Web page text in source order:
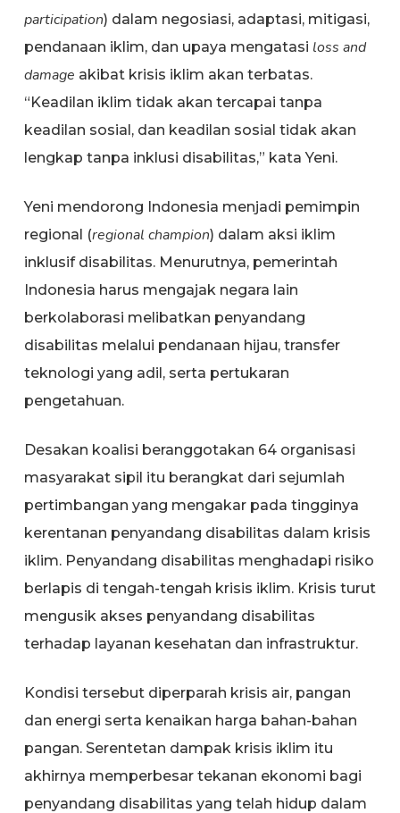
participation) dalam negosiasi, adaptasi, mitigasi,
pendanaan iklim, dan upaya mengatasi loss and
damage akibat krisis iklim akan terbatas.
“Keadilan iklim tidak akan tercapai tanpa
keadilan sosial, dan keadilan sosial tidak akan
lengkap tanpa inklusi disabilitas,” kata Yeni.
Yeni mendorong Indonesia menjadi pemimpin
regional (regional champion) dalam aksi iklim
inklusif disabilitas. Menurutnya, pemerintah
Indonesia harus mengajak negara lain
berkolaborasi melibatkan penyandang
disabilitas melalui pendanaan hijau, transfer
teknologi yang adil, serta pertukaran
pengetahuan.
Desakan koalisi beranggotakan 64 organisasi
masyarakat sipil itu berangkat dari sejumlah
pertimbangan yang mengakar pada tingginya
kerentanan penyandang disabilitas dalam krisis
iklim. Penyandang disabilitas menghadapi risiko
berlapis di tengah-tengah krisis iklim. Krisis turut
mengusik akses penyandang disabilitas
terhadap layanan kesehatan dan infrastruktur.
Kondisi tersebut diperparah krisis air, pangan
dan energi serta kenaikan harga bahan-bahan
pangan. Serentetan dampak krisis iklim itu
akhirnya memperbesar tekanan ekonomi bagi
penyandang disabilitas yang telah hidup dalam